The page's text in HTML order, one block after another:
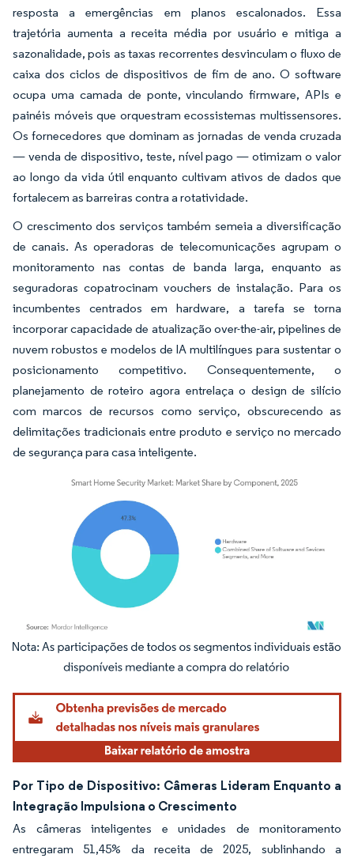
resposta a emergências em planos escalonados. Essa
trajetória aumenta a receita média por usuário e mitiga a
sazonalidade, pois as taxas recorrentes desvinculam o fluxo de
caixa dos ciclos de dispositivos de fim de ano. O software
ocupa uma camada de ponte, vinculando firmware, APIs e
painéis móveis que orquestram ecossistemas multissensores.
Os fornecedores que dominam as jornadas de venda cruzada
— venda de dispositivo, teste, nível pago — otimizam o valor
ao longo da vida útil enquanto cultivam ativos de dados que
fortalecem as barreiras contra a rotatividade.
O crescimento dos serviços também semeia a diversificação
de canais. As operadoras de telecomunicações agrupam o
monitoramento nas contas de banda larga, enquanto as
seguradoras copatrocinam vouchers de instalação. Para os
incumbentes centrados em hardware, a tarefa se torna
incorporar capacidade de atualização over-the-air, pipelines de
nuvem robustos e modelos de IA multilíngues para sustentar o
posicionamento competitivo. Consequentemente, o
planejamento de roteiro agora entrelaça o design de silício
com marcos de recursos como serviço, obscurecendo as
delimitações tradicionais entre produto e serviço no mercado
de segurança para casa inteligente.
Imagem © Mordor Intelligence. O reuso requer atribuição conforme CC BY 4.0.
Por Tipo de Dispositivo: Câmeras Lideram Enquanto a
Integração Impulsiona o Crescimento
As câmeras inteligentes e unidades de monitoramento
entregaram 51,45% da receita de 2025, sublinhando a